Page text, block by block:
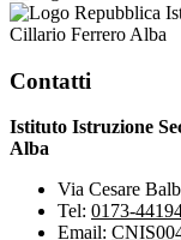
Cillario Ferrero Alba
Contatti
Istituto Istruzione
Alba
Via Cesare
Tel: 0173-
Email: